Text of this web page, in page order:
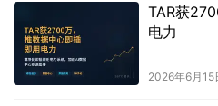
TAR获
电力
2026年6月15